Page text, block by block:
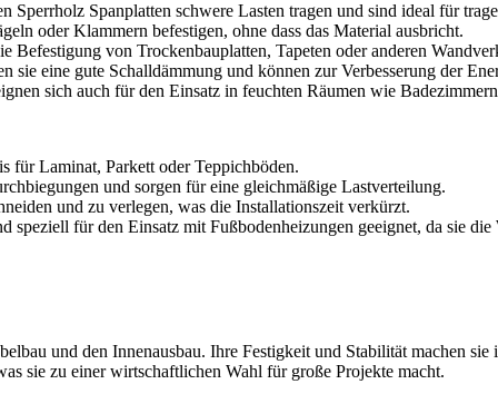
Spanplatten schwere Lasten tragen und sind ideal für
oder Klammern befestigen, ohne dass das Material ausbricht.
von Trockenbauplatten, Tapeten oder anderen
sie eine gute Schalldämmung und können zur Verbesserung der
sich auch für den Einsatz in feuchten Räumen wie
für Laminat, Parkett oder Teppichböden.
und sorgen für eine gleichmäßige Lastverteilung.
und zu verlegen, was die Installationszeit verkürzt.
speziell für den Einsatz mit Fußbodenheizungen geeignet, da sie die
und den Innenausbau. Ihre Festigkeit und Stabilität machen
sie zu einer wirtschaftlichen Wahl für große Projekte macht.